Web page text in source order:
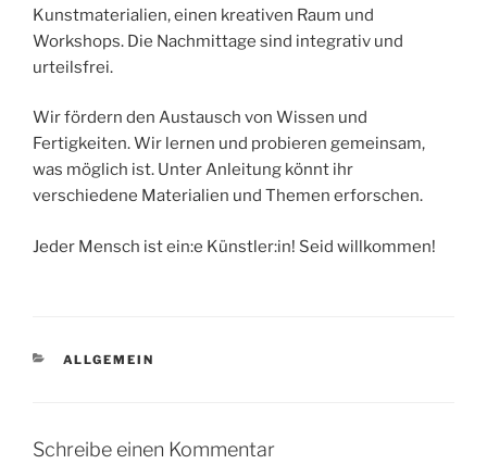
Kunstmaterialien, einen kreativen Raum und
Workshops. Die Nachmittage sind integrativ und
urteilsfrei.
Wir fördern den Austausch von Wissen und
Fertigkeiten. Wir lernen und probieren gemeinsam,
was möglich ist. Unter Anleitung könnt ihr
verschiedene Materialien und Themen erforschen.
Jeder Mensch ist ein:e Künstler:in! Seid willkommen!
KATEGORIEN
ALLGEMEIN
Schreibe einen Kommentar